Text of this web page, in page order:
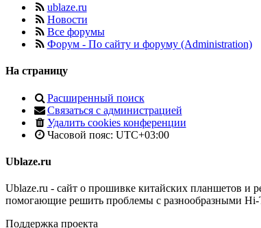
ublaze.ru
Новости
Все форумы
Форум - По сайту и форуму (Administration)
На страницу
Расширенный поиск
Связаться с администрацией
Удалить cookies конференции
Часовой пояс: UTC+03:00
Ublaze.ru
Ublaze.ru - сайт о прошивке китайских планшетов и
помогающие решить проблемы с разнообразными Hi-
Поддержка проекта